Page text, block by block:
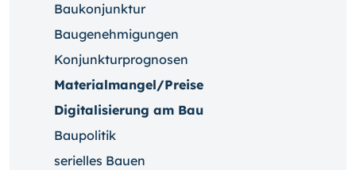
Baukonjunktur
Baugenehmigungen
Konjunkturprognosen
Materialmangel/Preise
Digitalisierung am Bau
Baupolitik
serielles Bauen